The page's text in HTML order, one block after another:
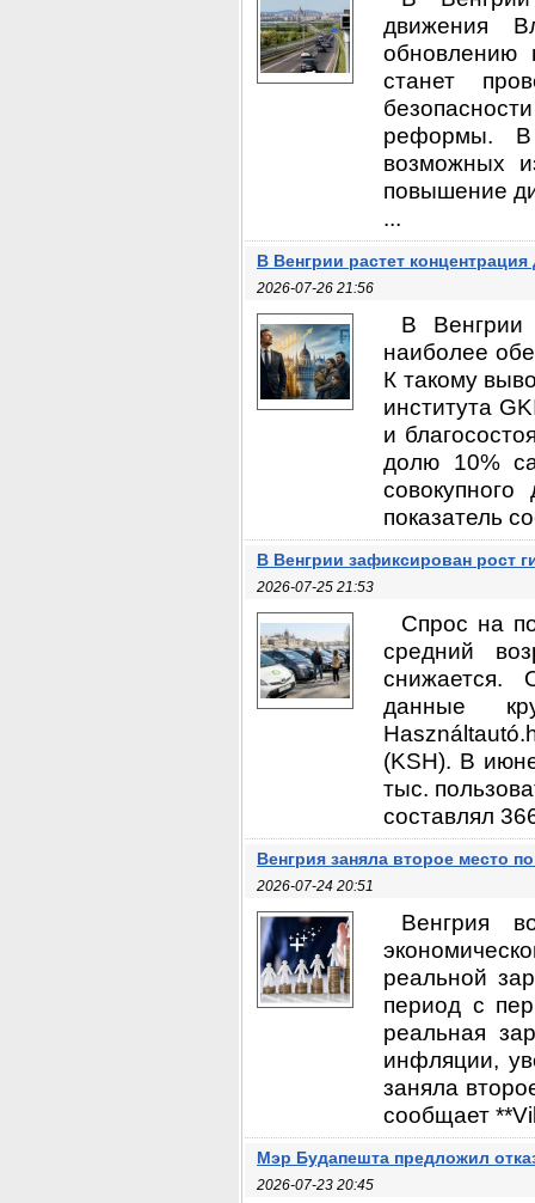
движения
обновлению
станет
реформы. В
возможных
повышение
...
В Венгрии растет
2026-07-26 21:56
В Венгрии
наиболее
К такому
института
и
долю 10%
показатель
В Венгрии зафиксирован рост
2026-07-25 21:53
Спрос на
средний
снижается.
данные
(KSH). В
тыс.
составлял
Венгрия заняла второе место
2026-07-24 20:51
Венгрия
реальной
период с
реальная
инфляции,
заняла
сообщает
Мэр Будапешта предложил
2026-07-23 20:45